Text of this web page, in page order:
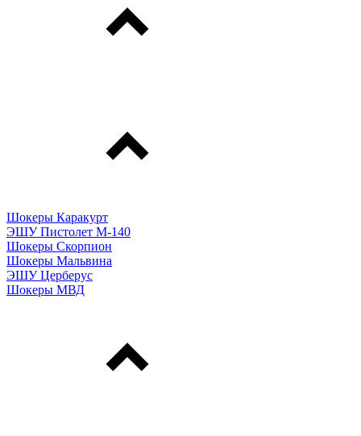
Шокеры Каракурт
ЭШУ Пистолет М-140
Шокеры Скорпион
Шокеры Мальвина
ЭШУ Церберус
Шокеры МВД